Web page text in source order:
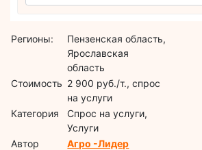
Регионы:
Пензенская область,
Ярославская
область
Стоимость 2 900 руб./т., спрос
на услуги
Категория
Спрос на услуги,
Услуги
Автор
Агро -Лидер